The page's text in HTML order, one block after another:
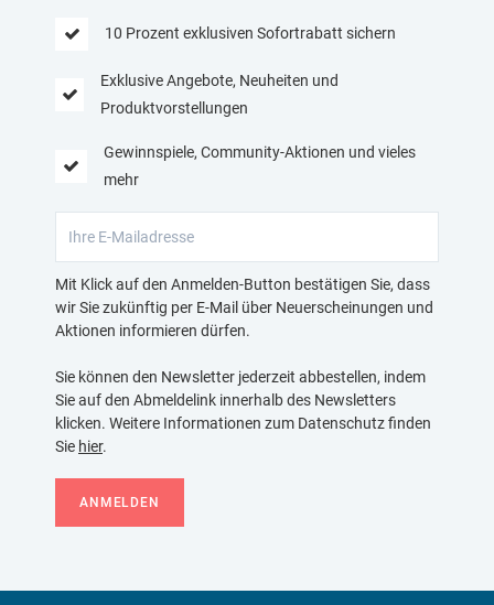
10 Prozent exklusiven Sofortrabatt sichern
Exklusive Angebote, Neuheiten und
Produktvorstellungen
Gewinnspiele, Community-Aktionen und vieles
mehr
Mit Klick auf den Anmelden-Button bestätigen Sie, dass
wir Sie zukünftig per E-Mail über Neuerscheinungen und
Aktionen informieren dürfen.
Sie können den Newsletter jederzeit abbestellen, indem
Sie auf den Abmeldelink innerhalb des Newsletters
klicken. Weitere Informationen zum Datenschutz finden
Sie hier.
ANMELDEN